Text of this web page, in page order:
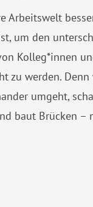
Arbeitswelt
um den
Kolleg*innen
zu werden.
umgeht,
baut Brücken –